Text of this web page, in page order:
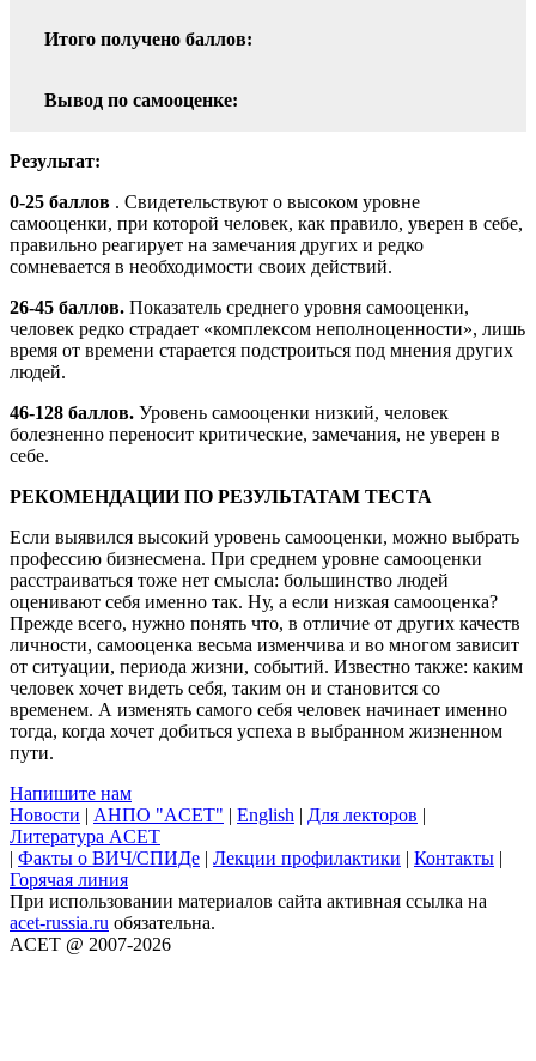
Итого получено баллов:
Вывод по самооценке:
Результат:
0-25 баллов . Свидетельствуют о высоком уровне
самооценки, при которой человек, как правило, уверен в себе,
правильно реагирует на замечания других и редко
сомневается в необходимости своих действий.
26-45 баллов. Показатель среднего уровня самооценки,
человек редко страдает «комплексом неполноценности», лишь
время от времени старается подстроиться под мнения других
людей.
46-128 баллов. Уровень самооценки низкий, человек
болезненно переносит критические, замечания, не уверен в
себе.
РЕКОМЕНДАЦИИ ПО РЕЗУЛЬТАТАМ ТЕСТА
Если выявился высокий уровень самооценки, можно выбрать
профессию бизнесмена. При среднем уровне самооценки
расстраиваться тоже нет смысла: большинство людей
оценивают себя именно так. Ну, а если низкая самооценка?
Прежде всего, нужно понять что, в отличие от других качеств
личности, самооценка весьма изменчива и во многом зависит
от ситуации, периода жизни, событий. Известно также: каким
человек хочет видеть себя, таким он и становится со
временем. А изменять самого себя человек начинает именно
тогда, когда хочет добиться успеха в выбранном жизненном
пути.
Напишите нам
Новости | АНПО "ACET" | English | Для лекторов |
Литература ACET
| Факты о ВИЧ/СПИДе | Лекции профилактики | Контакты |
Горячая линия
При использовании материалов сайта активная ссылка на
acet-russia.ru обязательна.
ACET @ 2007-2026